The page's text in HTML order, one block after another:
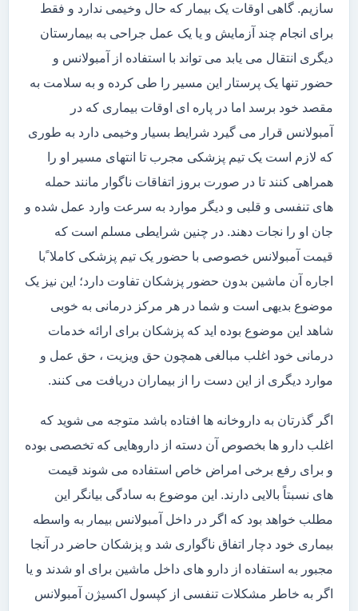
سازیم. گاهی اوقات یک بیمار که حال وخیمی ندارد و فقط
برای انجام چند آزمایش و یا یک عمل جراحی به بیمارستان
دیگری انتقال می یابد می تواند با استفاده از آمبولانس و
حضور تنها یک پرستار این مسیر را طی کرده و به سلامت به
مقصد خود برسد اما در پاره ای اوقات بیماری که در
آمبولانس قرار می گیرد شرایط بسیار وخیمی دارد به طوری
که لازم است یک تیم پزشکی مجرب تا انتهای مسیر او را
همراهی کنند تا در صورت بروز اتفاقات ناگوار مانند حمله
های تنفسی و قلبی و دیگر موارد به سرعت وارد عمل شده و
جان او را نجات دهند. در چنین شرایطی مسلم است که
قیمت آمبولانس خصوصی با حضور یک تیم پزشکی کاملا ًبا
اجاره آن ماشین بدون حضور پزشکان تفاوت دارد؛ این نیز یک
موضوع بدیهی است و شما در هر مرکز درمانی به خوبی
شاهد این موضوع بوده اید که پزشکان برای ارائه خدمات
درمانی خود اغلب مبالغی همچون حق ویزیت ، حق عمل و
موارد دیگری از این دست را از بیماران دریافت می کنند.
اگر گذرتان به داروخانه ها افتاده باشد متوجه می شوید که
اغلب دارو ها بخصوص آن دسته از داروهایی که تخصصی بوده
و برای رفع برخی امراض خاص استفاده می شوند قیمت
های نسبتاً بالایی دارند. این موضوع به سادگی بیانگر این
مطلب خواهد بود که اگر در داخل آمبولانس بیمار به واسطه
بیماری خود دچار اتفاق ناگواری شد و پزشکان حاضر در آنجا
مجبور به استفاده از دارو های داخل ماشین برای او شدند و یا
اگر به خاطر مشکلات تنفسی از کپسول اکسیژن آمبولانس